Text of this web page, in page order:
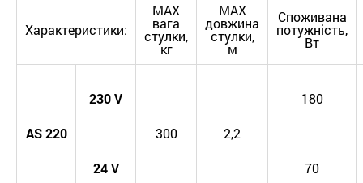
Характеристики:
MAX
вага
стулки,
кг
MAX
довжина
стулки,
м
Споживана
потужність,
Вт
AS220
230V
300 2,2
180
24V 70